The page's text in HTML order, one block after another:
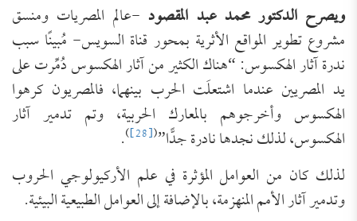
ويصرح الدكتور محمد عبد المقصود-عالم المصريات ومنسق
مشروع تطوير المواقع الأثرية بمحور قناة السويس- مُبينًا سبب
ندرة آثار الهكسوس: “هناك الكثير من آثار الهكسوس دُمِّرت على
يد المصريين عندما اشتعلَت الحرب بينهما، فالمصريون كرهوا
الهكسوس وأخرجوهم بالمعارك الحربية، وتم تدمير آثار
الهكسوس، لذلك نجدها نادرة جدًّا”(
[28]
)
.
لذلك كان من العوامل المؤثرة في علم الأركيولوجي الحروب
وتدمير آثار الأمم المنهزمة، بالإضافة إلى العوامل الطبيعية البيئية.